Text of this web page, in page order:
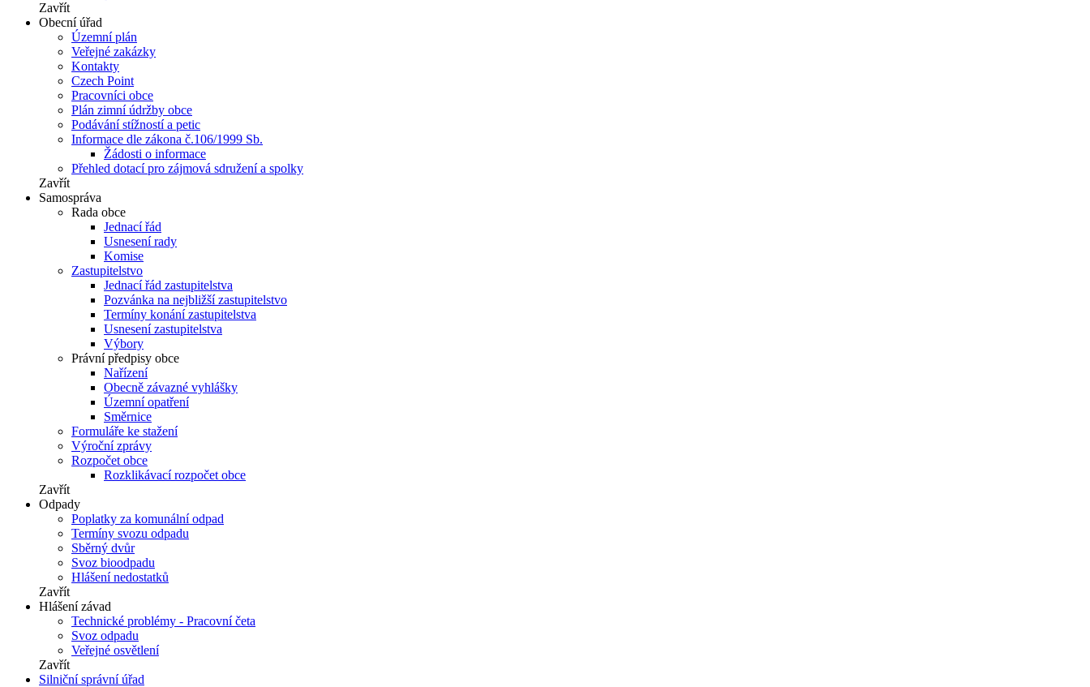
Zavřít
Obecní úřad
Územní plán
Veřejné zakázky
Kontakty
Czech Point
Pracovníci obce
Plán zimní údržby obce
Podávání stížností a petic
Informace dle zákona č.106/1999 Sb.
Žádosti o informace
Přehled dotací pro zájmová sdružení a spolky
Zavřít
Samospráva
Rada obce
Jednací řád
Usnesení rady
Komise
Zastupitelstvo
Jednací řád zastupitelstva
Pozvánka na nejbližší zastupitelstvo
Termíny konání zastupitelstva
Usnesení zastupitelstva
Výbory
Právní předpisy obce
Nařízení
Obecně závazné vyhlášky
Územní opatření
Směrnice
Formuláře ke stažení
Výroční zprávy
Rozpočet obce
Rozklikávací rozpočet obce
Zavřít
Odpady
Poplatky za komunální odpad
Termíny svozu odpadu
Sběrný dvůr
Svoz bioodpadu
Hlášení nedostatků
Zavřít
Hlášení závad
Technické problémy - Pracovní četa
Svoz odpadu
Veřejné osvětlení
Zavřít
Silniční správní úřad